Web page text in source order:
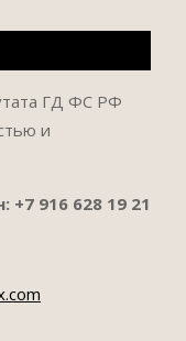
ГД ФС РФ
и
+7 916 628 19 21